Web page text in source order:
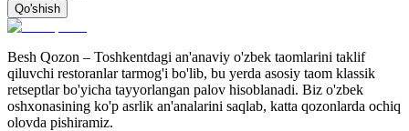
Qo'shish
Besh Qozon – Toshkentdagi an'anaviy o'zbek taomlarini taklif
qiluvchi restoranlar tarmog'i bo'lib, bu yerda asosiy taom klassik
retseptlar bo'yicha tayyorlangan palov hisoblanadi. Biz o'zbek
oshxonasining ko'p asrlik an'analarini saqlab, katta qozonlarda ochiq
olovda pishiramiz.